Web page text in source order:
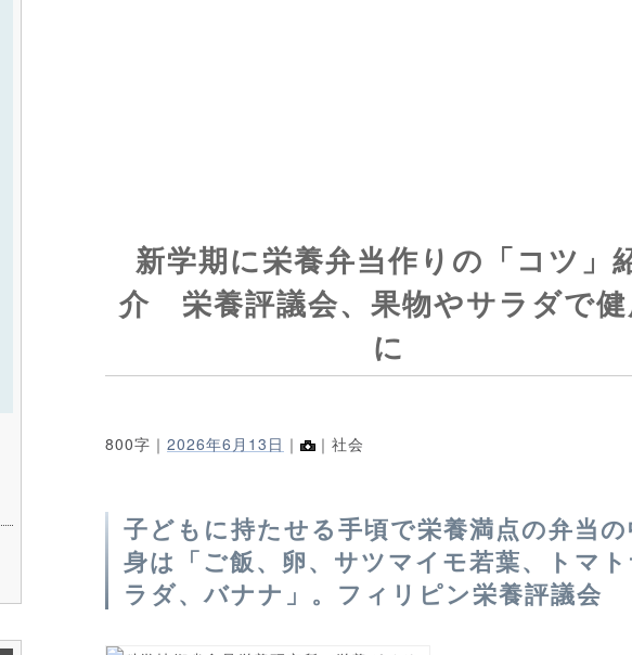
新学期に栄養弁当作りの「コツ」
介 栄養評議会、果物やサラダで
に
800字｜ 2026年6月13日 ｜ ｜社会
子どもに持たせる手頃で栄養満点の弁当
身は「ご飯、卵、サツマイモ若葉、トマ
ラダ、バナナ」。フィリピン栄養評議会